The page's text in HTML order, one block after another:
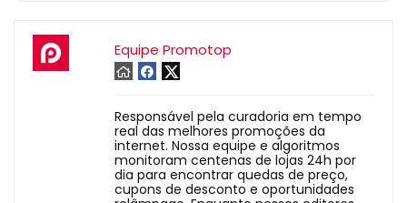
Equipe Promotop
Responsável pela curadoria em tempo
real das melhores promoções da
internet. Nossa equipe e algoritmos
monitoram centenas de lojas 24h por
dia para encontrar quedas de preço,
cupons de desconto e oportunidades